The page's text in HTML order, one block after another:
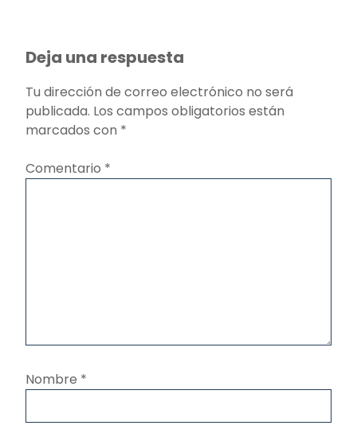
Deja una respuesta
Tu dirección de correo electrónico no será
publicada. Los campos obligatorios están
marcados con *
Comentario *
Nombre *